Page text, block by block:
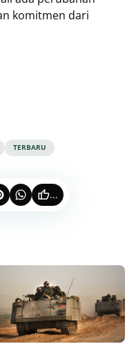
komitmen dari
TERBARU
...